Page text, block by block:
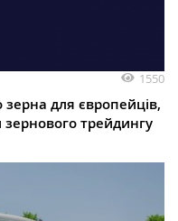
1550
зерна для європейців,
трейдингу